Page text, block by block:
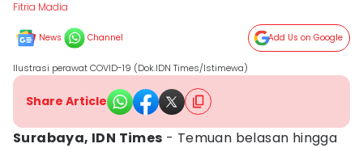
Fitria Madia
News Channel Add Us on Google
Ilustrasi perawat COVID-19 (Dok.IDN Times/Istimewa)
Share Article
Surabaya, IDN Times - Temuan belasan hingga